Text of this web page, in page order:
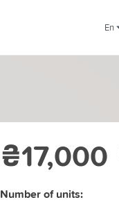
en
₴17,000
Number of units: